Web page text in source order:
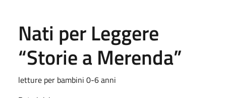
Nati per Leggere
“Storie a Merenda”
letture per bambini 0-6 anni